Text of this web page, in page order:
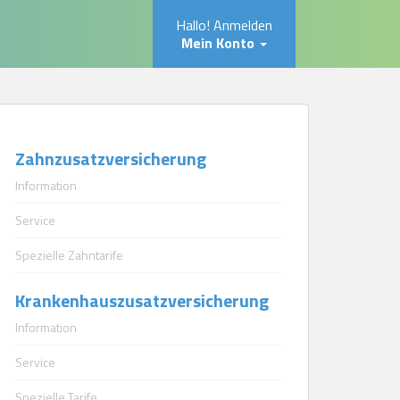
Hallo! Anmelden
Mein Konto
Zahnzusatzversicherung
Information
Service
Spezielle Zahntarife
Krankenhauszusatzversicherung
Information
Service